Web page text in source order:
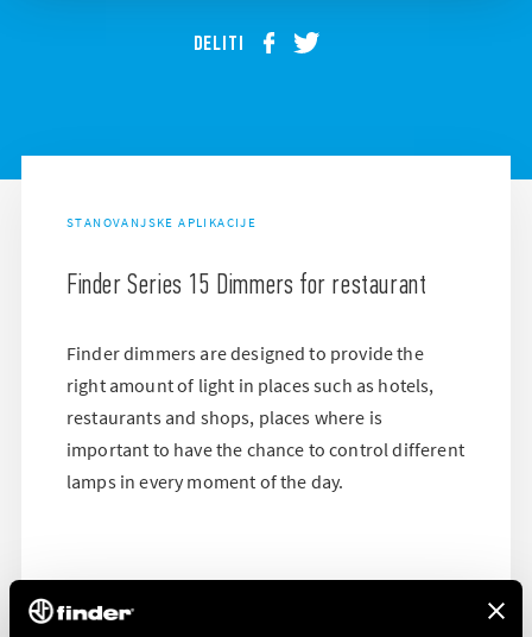
DELITI
STANOVANJSKE APLIKACIJE
Finder Series 15 Dimmers for restaurant
Finder dimmers are designed to provide the
right amount of light in places such as hotels,
restaurants and shops, places where is
important to have the chance to control different
lamps in every moment of the day.